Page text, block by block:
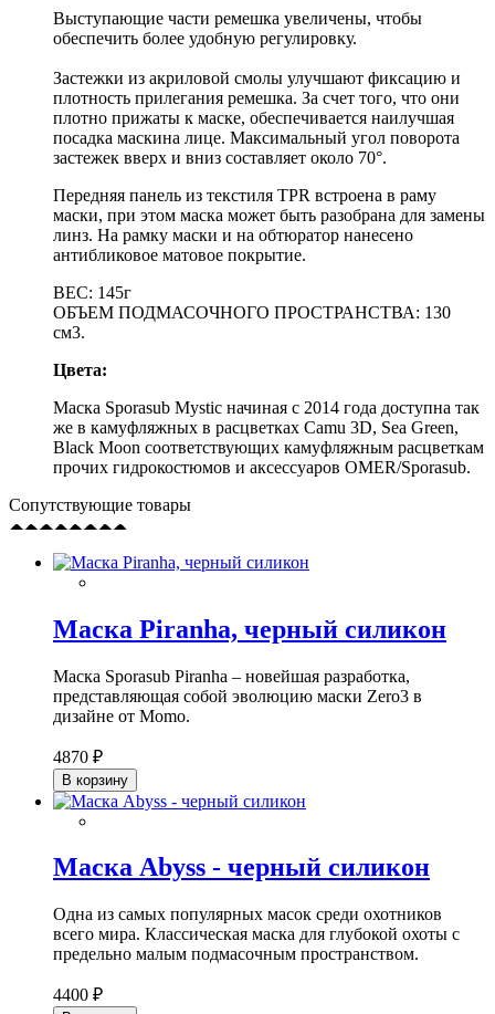
Выступающие части ремешка увеличены, чтобы
обеспечить более удобную регулировку.
Застежки из акриловой смолы улучшают фиксацию и
плотность прилегания ремешка. За счет того, что они
плотно прижаты к маске, обеспечивается наилучшая
посадка маскина лице. Максимальный угол поворота
застежек вверх и вниз составляет около 70°.
Передняя панель из текстиля TPR встроена в раму
маски, при этом маска может быть разобрана для замены
линз. На рамку маски и на обтюратор нанесено
антибликовое матовое покрытие.
ВЕС: 145г
ОБЪЕМ ПОДМАСОЧНОГО ПРОСТРАНСТВА: 130
см3.
Цвета:
Маска Sporasub Mystic начиная с 2014 года доступна так
же в камуфляжных в расцветках Camu 3D, Sea Green,
Black Moon соответствующих камуфляжным расцветкам
прочих гидрокостюмов и аксессуаров OMER/Sporasub.
Сопутствующие товары
Маска Piranha, черный силикон
Маска Sporasub Piranha – новейшая разработка,
представляющая собой эволюцию маски Zero3 в
дизайне от Momo.
4870 ₽
В корзину
Маска Abyss - черный силикон
Одна из самых популярных масок среди охотников
всего мира. Классическая маска для глубокой охоты с
предельно малым подмасочным пространством.
4400 ₽